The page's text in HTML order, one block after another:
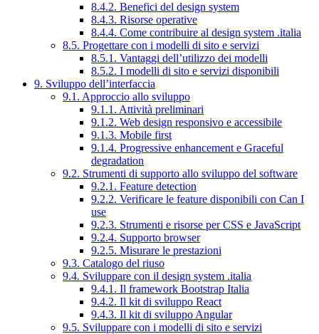
8.4.2. Benefici del design system
8.4.3. Risorse operative
8.4.4. Come contribuire al design system .italia
8.5. Progettare con i modelli di sito e servizi
8.5.1. Vantaggi dell’utilizzo dei modelli
8.5.2. I modelli di sito e servizi disponibili
9. Sviluppo dell’interfaccia
9.1. Approccio allo sviluppo
9.1.1. Attività preliminari
9.1.2. Web design responsivo e accessibile
9.1.3. Mobile first
9.1.4. Progressive enhancement e Graceful
degradation
9.2. Strumenti di supporto allo sviluppo del software
9.2.1. Feature detection
9.2.2. Verificare le feature disponibili con Can I
use
9.2.3. Strumenti e risorse per CSS e JavaScript
9.2.4. Supporto browser
9.2.5. Misurare le prestazioni
9.3. Catalogo del riuso
9.4. Sviluppare con il design system .italia
9.4.1. Il framework Bootstrap Italia
9.4.2. Il kit di sviluppo React
9.4.3. Il kit di sviluppo Angular
9.5. Sviluppare con i modelli di sito e servizi